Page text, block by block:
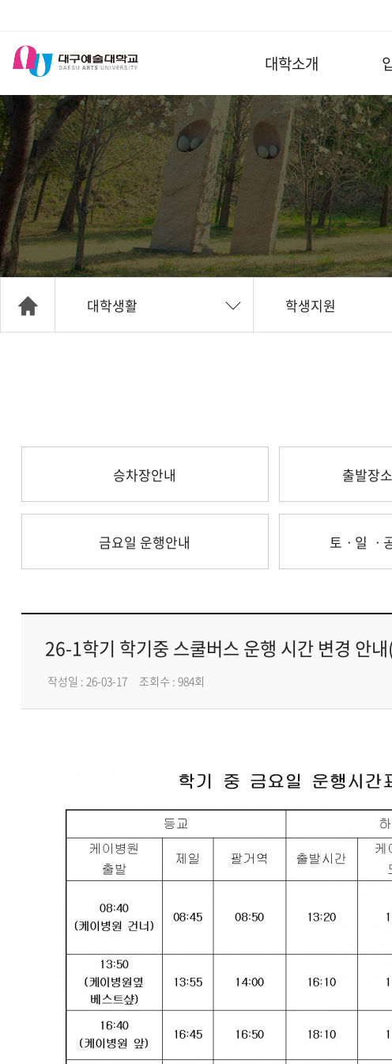
대학소개
대학생활 학생지원
승차장안내 출발장
금요일 운행안내 토ㆍ일 ㆍ
26-1학기 학기중 스쿨버스 운행 시간 변경 안
작성일 : 26-03-17 조회수 : 984회